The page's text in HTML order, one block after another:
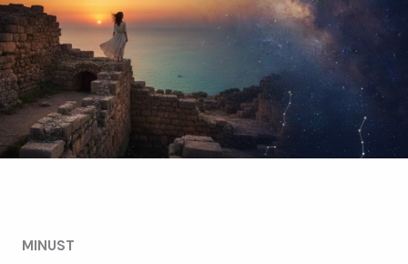
MINUST